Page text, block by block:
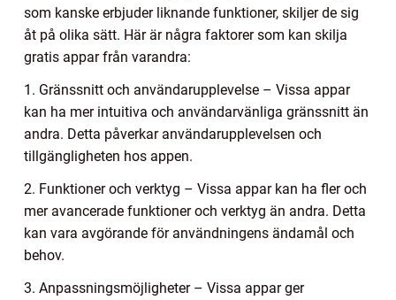
som kanske erbjuder liknande funktioner, skiljer de sig
åt på olika sätt. Här är några faktorer som kan skilja
gratis appar från varandra:
1. Gränssnitt och användarupplevelse – Vissa appar
kan ha mer intuitiva och användarvänliga gränssnitt än
andra. Detta påverkar användarupplevelsen och
tillgängligheten hos appen.
2. Funktioner och verktyg – Vissa appar kan ha fler och
mer avancerade funktioner och verktyg än andra. Detta
kan vara avgörande för användningens ändamål och
behov.
3. Anpassningsmöjligheter – Vissa appar ger